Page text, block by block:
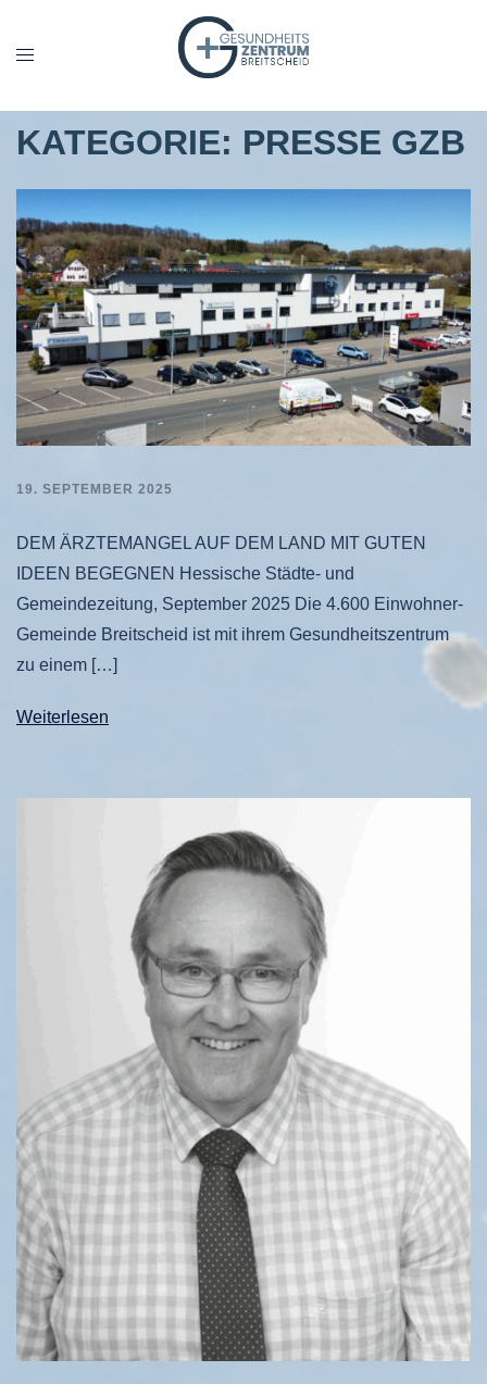
Menü
KATEGORIE: PRESSE GZB
19. SEPTEMBER 2025
DEM ÄRZTEMANGEL AUF DEM LAND MIT GUTEN
IDEEN BEGEGNEN Hessische Städte- und
Gemeindezeitung, September 2025 Die 4.600 Einwohner-
Gemeinde Breitscheid ist mit ihrem Gesundheitszentrum
zu einem […]
Weiterlesen